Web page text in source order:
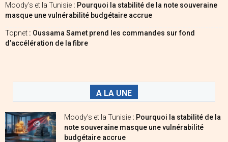
Moody’s et la Tunisie : Pourquoi la stabilité de la note souveraine
masque une vulnérabilité budgétaire accrue
Topnet : Oussama Samet prend les commandes sur fond
d’accélération de la fibre
A LA UNE
Moody’s et la Tunisie : Pourquoi la stabilité de la
note souveraine masque une vulnérabilité
budgétaire accrue